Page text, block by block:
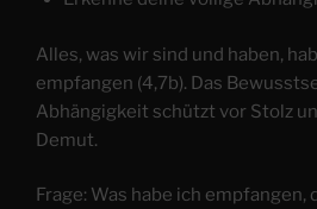
Alles, was wir sind und haben,
empfangen (4,7b). Das
Abhängigkeit schützt vor Stolz
Demut.
Frage: Was habe ich empfangen,